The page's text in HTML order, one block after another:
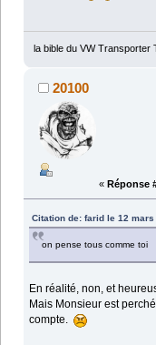
la bible du VW Transporter
20100
« Réponse
Citation de: farid le 12
on pense tous comme toi
En réalité, non, et
Mais Monsieur est
compte.